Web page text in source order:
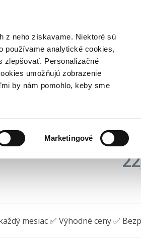
z neho získavame. Niektoré sú
používame analytické cookies,
zlepšovať. Personalizačné
umožňujú zobrazenie
by nám pomohlo, keby sme
Marketingové
by som
mesiac ✅ Výhodné ceny ✅